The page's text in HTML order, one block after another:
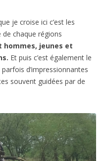
je croise ici c’est les
de chaque régions
hommes, jeunes et
Et puis c’est également le
d’impressionnantes
souvent guidées par de